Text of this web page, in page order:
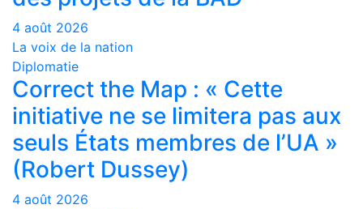
4 août 2026
La voix de la nation
Diplomatie
Correct the Map : « Cette
initiative ne se limitera pas aux
seuls États membres de l’UA »
(Robert Dussey)
4 août 2026